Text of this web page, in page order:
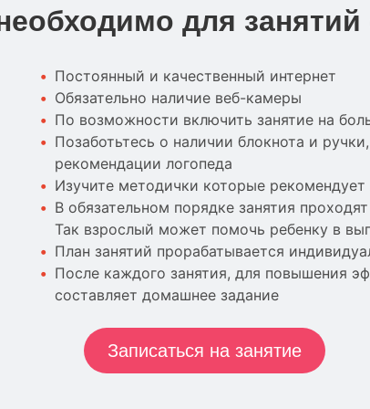
для занятий
Постоянный и качественный интернет
Обязательно наличие веб-камеры
По возможности включить занятие на
Позаботьтесь о наличии блокнота и
рекомендации логопеда
Изучите методички которые рекомендует
В обязательном порядке занятия
Так взрослый может помочь ребенку в
План занятий прорабатывается
После каждого занятия, для повышения
составляет домашнее задание
Записаться на занятие